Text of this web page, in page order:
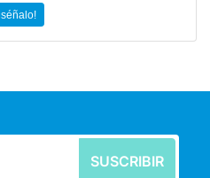
SUSCRIBIR